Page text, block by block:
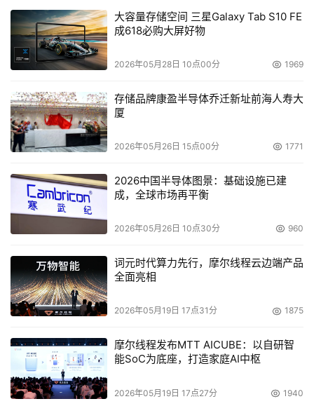
件相关的知识和U-Mail最新动态
本文来源于DOIT传媒，文章内容仅供参考，不构成投资建议。
大容量存储空间 三星Galaxy Tab S10 FE
成618必购大屏好物
2026年05月28日 10点00分 1969
存储品牌康盈半导体乔迁新址前海人寿大
厦
2026年05月26日 15点00分 1771
2026中国半导体图景：基础设施已建
成，全球市场再平衡
2026年05月26日 10点30分 960
词元时代算力先行，摩尔线程云边端产品
全面亮相
2026年05月19日 17点31分 1875
摩尔线程发布MTT AICUBE：以自研智
能SoC为底座，打造家庭AI中枢
2026年05月19日 17点27分 1940